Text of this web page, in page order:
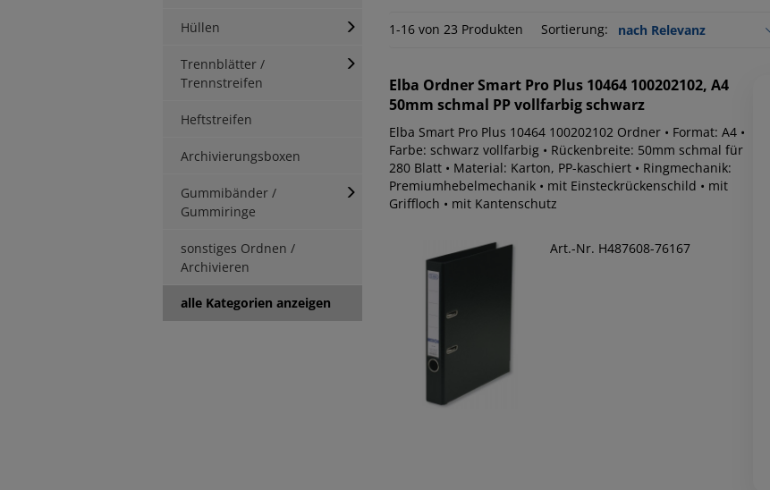
Hüllen
Trennblätter /
Trennstreifen
Heftstreifen
Archivierungsboxen
Gummibänder /
Gummiringe
sonstiges Ordnen /
Archivieren
alle Kategorien anzeigen
1-16 von 23 Produkten Sortierung:
Elba Ordner Smart Pro Plus 10464 100202102, A4
50mm schmal PP vollfarbig schwarz
Elba Smart Pro Plus 10464 100202102 Ordner • Format: A4 •
Farbe: schwarz vollfarbig • Rückenbreite: 50mm schmal für
280 Blatt • Material: Karton, PP-kaschiert • Ringmechanik:
Premiumhebelmechanik • mit Einsteckrückenschild • mit
Griffloch • mit Kantenschutz
Art.-Nr. H487608-76167